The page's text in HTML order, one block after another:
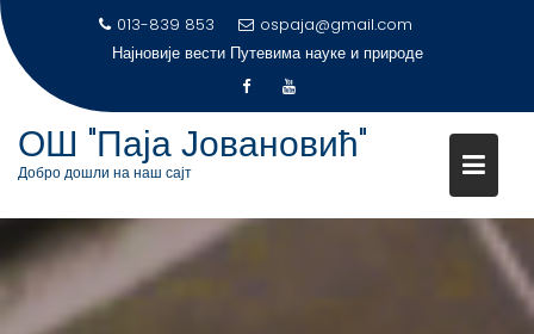
S
k
o
t
013-839 853
ospaja@gmail.com
Најновије вести Путевима науке и природе
ОШ "Паја Јовановић"
Добро дошли на наш сајт